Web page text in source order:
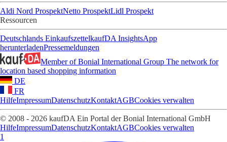
Aldi Nord ProspektNetto ProspektLidl Prospekt
Ressourcen
Deutschlands EinkaufszettelkaufDA InsightsApp
herunterladenPressemeldungen
Member of Bonial International Group The network for
location based shopping information
DE
FR
HilfeImpressumDatenschutzKontaktAGBCookies verwalten
© 2008 - 2026 kaufDA Ein Portal der Bonial International GmbH
HilfeImpressumDatenschutzKontaktAGBCookies verwalten
1